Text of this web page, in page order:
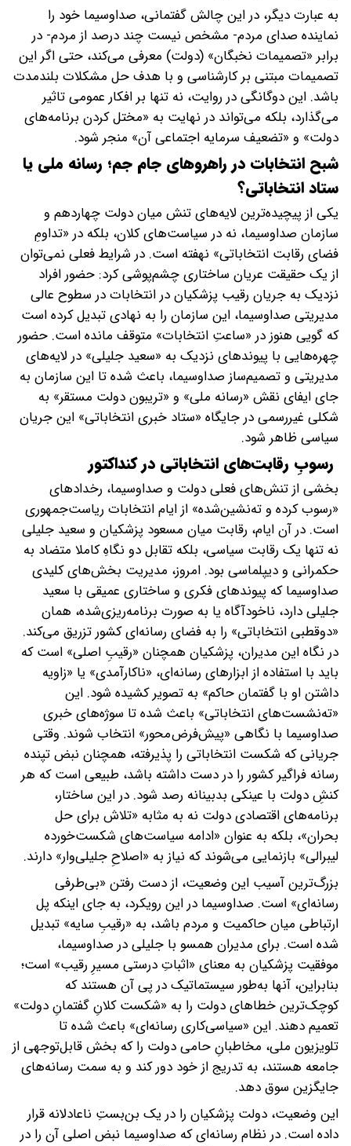
به عبارت دیگر، در این چالش گفتمانی، صداوسیما خود را
نماینده صدای مردم- مشخص نیست چند درصد از مردم- در
برابر «تصمیمات نخبگان» (دولت) معرفی می‌کند، حتی اگر این
تصمیمات مبتنی بر کارشناسی و با هدف حل مشکلات بلندمدت
باشد. این دوگانگی در روایت، نه تنها بر افکار عمومی تاثیر
می‌گذارد، بلکه می‌تواند در نهایت به «مختل کردن برنامه‌های
دولت» و «تضعیف سرمایه اجتماعی آن» منجر شود.
‌شبح انتخابات در راهروهای جام جم؛ رسانه ملی یا
ستاد انتخاباتی؟
یکی از پیچیده‌ترین لایه‌های تنش میان دولت چهاردهم و
سازمان صداوسیما، نه در سیاست‌های کلان، بلکه در «تداومِ
فضای رقابت انتخاباتی» نهفته است. در شرایط فعلی نمی‌توان
از یک حقیقت عریان ساختاری چشم‌پوشی کرد: حضور افراد
نزدیک به جریان رقیب پزشکیان در انتخابات در سطوح عالی
مدیریتی صداوسیما، این سازمان را به نهادی تبدیل کرده است
که گویی هنوز در «ساعتِ انتخابات» متوقف مانده است. حضور
چهره‌هایی با پیوندهای نزدیک به «سعید جلیلی» در لایه‌های
مدیریتی و تصمیم‌ساز صداوسیما، باعث شده تا این سازمان به
جای ایفای نقش «رسانه ملی» و «تریبون دولت مستقر» به
شکلی غیررسمی در جایگاه «ستاد خبری انتخاباتی» این جریان
سیاسی ظاهر شود.
‌ رسوبِ رقابت‌های انتخاباتی در کنداکتور
بخشی از تنش‌های فعلی دولت و صداوسیما، رخدادهای
«رسوب کرده و ته‌نشین‌شده» از ایام انتخابات ریاست‌جمهوری
است. در آن ایام، رقابت میان مسعود پزشکیان و سعید جلیلی
نه تنها یک رقابت سیاسی، بلکه تقابل دو نگاهِ کاملا متضاد به
حکمرانی و دیپلماسی بود. امروز، مدیریت بخش‌های کلیدی
صداوسیما که پیوندهای فکری و ساختاری عمیقی با سعید
جلیلی دارد، ناخودآگاه یا به صورت برنامه‌ریزی‌شده، همان
«دوقطبی انتخاباتی» را به فضای رسانه‌ای کشور تزریق می‌کند.
در نگاه این مدیران، پزشکیان همچنان «رقیبِ اصلی» است که
باید با استفاده از ابزارهای رسانه‌ای، «ناکارآمدی» یا «زاویه
داشتن او با گفتمان حاکم» به تصویر کشیده شود. این
«ته‌نشست‌های انتخاباتی» باعث شده تا سوژه‌های خبری
صداوسیما با نگاهی «پیش‌فرض‌محور» انتخاب شوند. وقتی
جریانی که شکست انتخاباتی را پذیرفته، همچنان نبض تپنده
رسانه فراگیر کشور را در دست داشته باشد، طبیعی است که هر
کنشِ دولت با عینکی بدبینانه رصد شود. در این ساختار،
برنامه‌های اقتصادی دولت نه به مثابه «تلاش برای حل
بحران»، بلکه به عنوان «ادامه سیاست‌های شکست‌خورده
لیبرالی» بازنمایی می‌شوند که نیاز به «اصلاحِ جلیلی‌وار» دارند.
بزرگ‌ترین آسیب این وضعیت، از دست رفتن «بی‌طرفی
رسانه‌ای» است. صداوسیما در این رویکرد، به جای اینکه پل
ارتباطی میان حاکمیت و مردم باشد، به «رقیبِ سایه» تبدیل
شده است. برای مدیران همسو با جلیلی در صداوسیما،
موفقیت پزشکیان به معنای «اثباتِ درستی مسیرِ رقیب» است؛
بنابراین، آنها به‌طور سیستماتیک در پی آن هستند که
کوچک‌ترین خطاهای دولت را به «شکست کلانِ گفتمانِ دولت»
تعمیم دهند. این «سیاسی‌کاری رسانه‌ای» باعث شده تا
تلویزیون ملی، مخاطبانِ حامی دولت را که بخش قابل‌توجهی از
جامعه هستند، به تدریج از خود دور کند و به سمت رسانه‌های
جایگزین سوق دهد.
این وضعیت، دولت پزشکیان را در یک بن‌بستِ ناعادلانه قرار
داده است. در نظام رسانه‌ای که صداوسیما نبض اصلی آن را در